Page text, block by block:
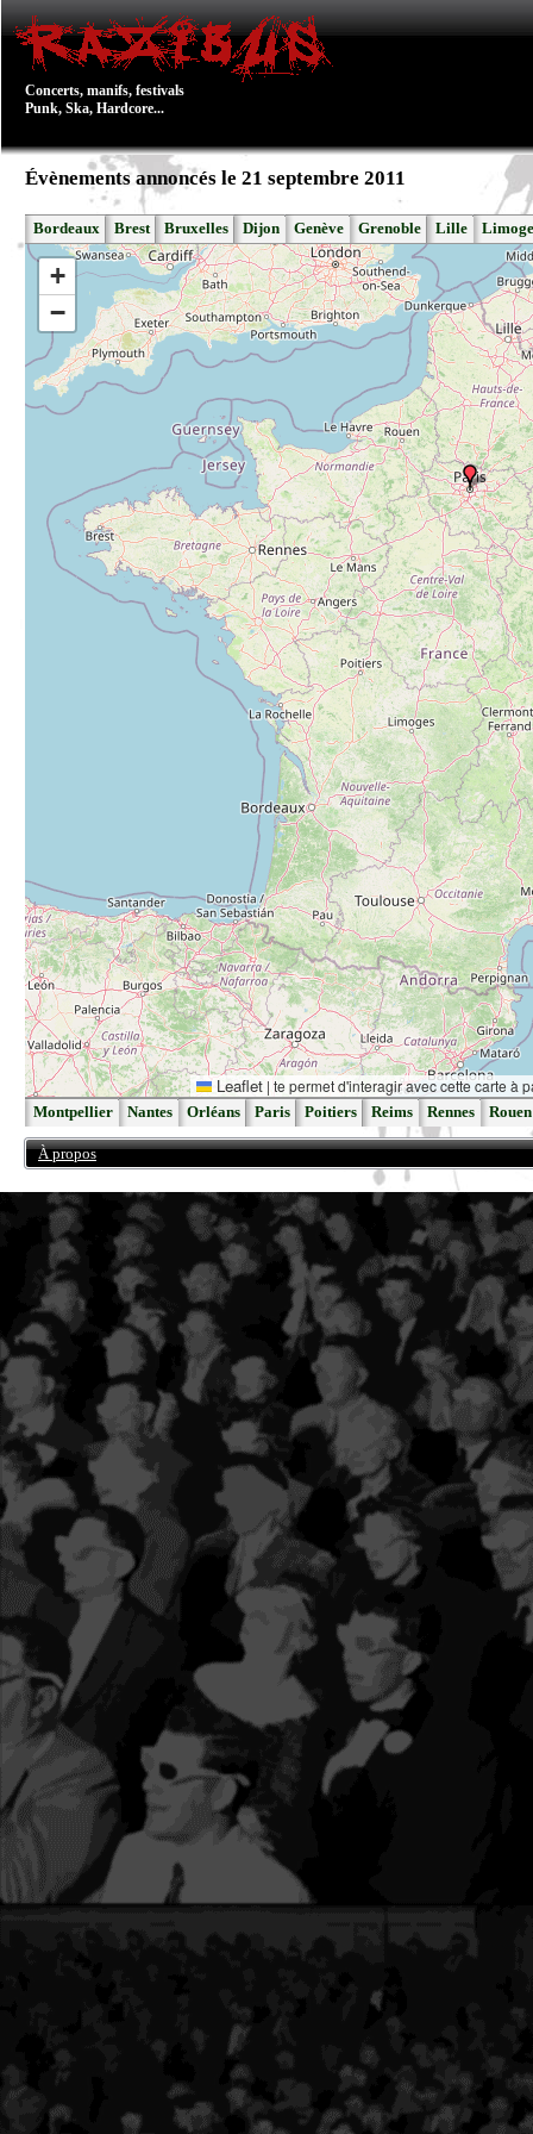
Concerts, manifs, festivals
Punk, Ska, Hardcore...
Évènements annoncés le 21 septembre 2011
Bordeaux Brest Bruxelles Dijon Genève Grenoble Lille
+
−
Leaflet | te permet d'interagir avec cette carte à
Montpellier Nantes Orléans Paris Poitiers Reims Rennes Rouen
À propos